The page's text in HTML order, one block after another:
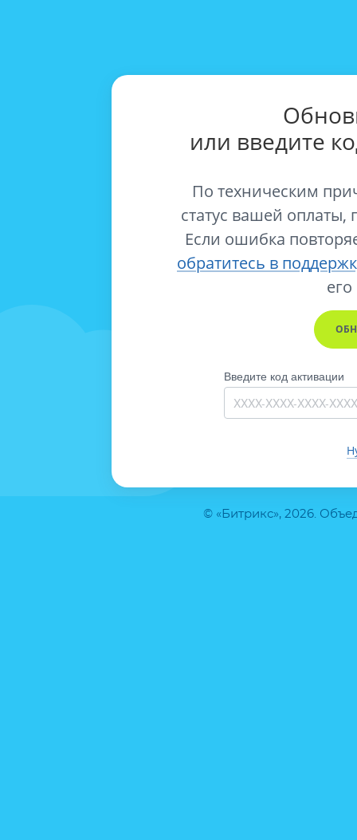
© «Битрикс», 2026.
или введите
По техническим
статус вашей оплаты,
Если ошибка
обратитесь в
его
Введите код активации